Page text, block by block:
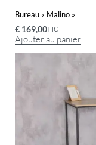
Bureau « Malino »
€ 169,00TTC
Ajouter au panier